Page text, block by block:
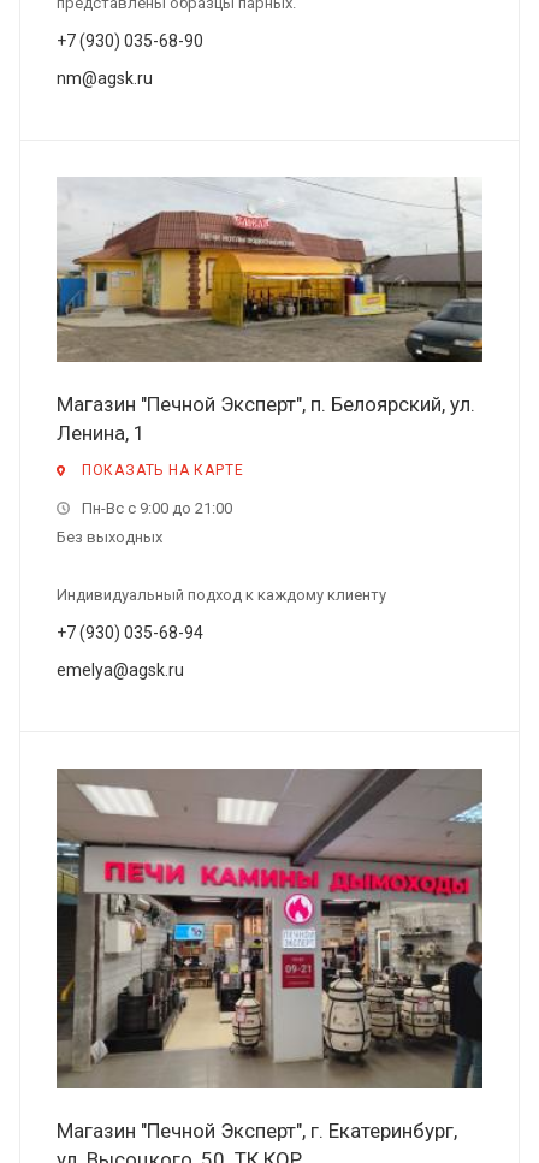
+7 (930) 035-68-90
nm@agsk.ru
Магазин "Печной Эксперт", п. Белоярский, ул.
Ленина, 1
ПОКАЗАТЬ НА КАРТЕ
Пн-Вс с 9:00 до 21:00
Без выходных
Индивидуальный подход к каждому клиенту
+7 (930) 035-68-94
emelya@agsk.ru
Магазин "Печной Эксперт", г. Екатеринбург,